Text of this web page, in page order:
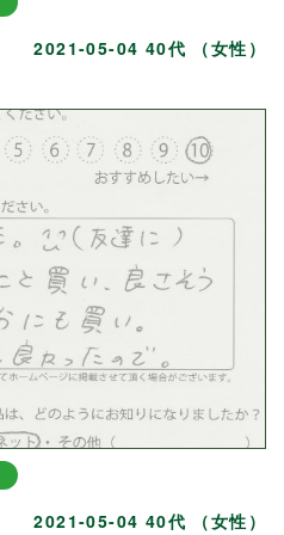
2021-05-04 40代 （女性）
2021-05-04 40代 （女性）